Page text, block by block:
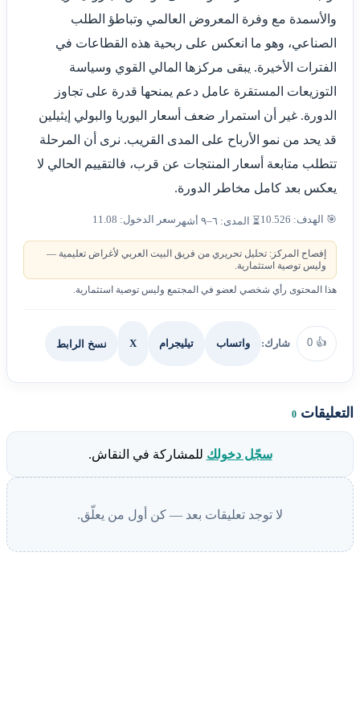
والأسمدة مع وفرة المعروض العالمي وتباطؤ الطلب
الصناعي، وهو ما انعكس على ربحية هذه القطاعات في
الفترات الأخيرة. يبقى مركزها المالي القوي وسياسة
التوزيعات المستقرة عامل دعم يمنحها قدرة على تجاوز
الدورة. غير أن استمرار ضعف أسعار اليوريا والبولي إيثيلين
قد يحد من نمو الأرباح على المدى القريب. نرى أن المرحلة
تتطلب متابعة أسعار المنتجات عن قرب، فالتقييم الحالي لا
يعكس بعد كامل مخاطر الدورة.
🎯 الهدف: 10.526 ⏳ المدى: ٦–٩ أشهر سعر الدخول: 11.08
إفصاح المركز: تحليل تحريري من فريق البيت العربي لأغراض تعليمية —
وليس توصية استثمارية.
هذا المحتوى رأي شخصي لعضو في المجتمع وليس توصية استثمارية.
👍
0 شارك: واتساب تيليجرام X نسخ الرابط
التعليقات 0
سجّل دخولك للمشاركة في النقاش.
لا توجد تعليقات بعد — كن أول من يعلّق.